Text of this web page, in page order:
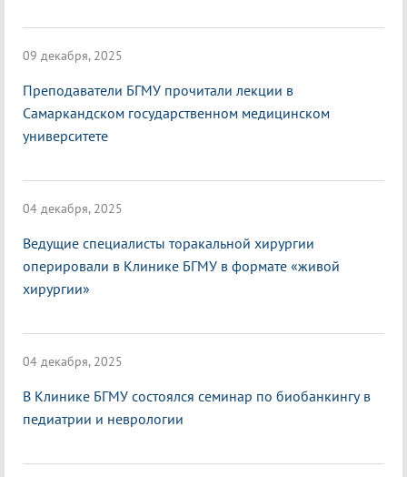
09 декабря, 2025
Преподаватели БГМУ прочитали лекции в
Самаркандском государственном медицинском
университете
04 декабря, 2025
Ведущие специалисты торакальной хирургии
оперировали в Клинике БГМУ в формате «живой
хирургии»
04 декабря, 2025
В Клинике БГМУ состоялся семинар по биобанкингу в
педиатрии и неврологии